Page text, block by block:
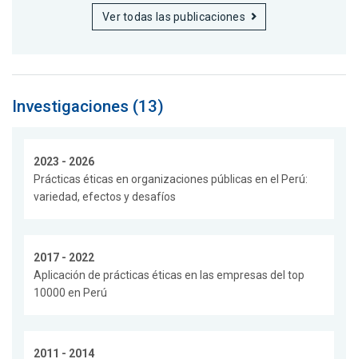
Ver todas las publicaciones
Investigaciones (13)
2023 - 2026
Prácticas éticas en organizaciones públicas en el Perú:
variedad, efectos y desafíos
2017 - 2022
Aplicación de prácticas éticas en las empresas del top
10000 en Perú
2011 - 2014